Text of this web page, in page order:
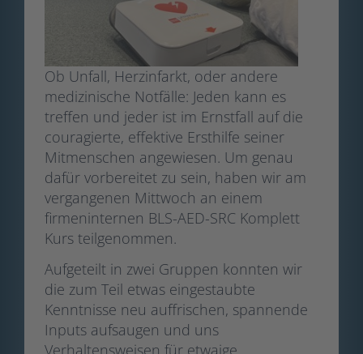
Ob Unfall, Herzinfarkt, oder andere
medizinische Notfälle: Jeden kann es
treffen und jeder ist im Ernstfall auf die
couragierte, effektive Ersthilfe seiner
Mitmenschen angewiesen. Um genau
dafür vorbereitet zu sein, haben wir am
vergangenen Mittwoch an einem
firmeninternen BLS-AED-SRC Komplett
Kurs teilgenommen.
Aufgeteilt in zwei Gruppen konnten wir
die zum Teil etwas eingestaubte
Kenntnisse neu auffrischen, spannende
Inputs aufsaugen und uns
Verhaltensweisen für etwaige